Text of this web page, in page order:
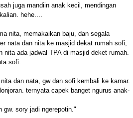
juga mandiin anak kecil, mendingan
hehe....
nita, memakaikan baju, dan segala
nata dan nita ke masjid dekat rumah sofi,
nita ada jadwal TPA di masjid deket rumah.
sofi.
dan nata, gw dan sofi kembali ke kamar.
ternyata capek banget ngurus anak-
gw. sory jadi ngerepotin."